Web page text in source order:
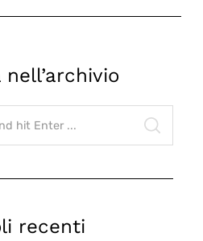
nell’archivio
recenti